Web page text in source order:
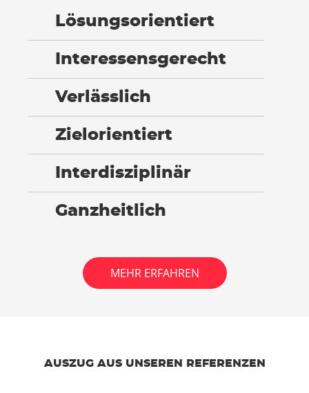
Lösungsorientiert
Interessensgerecht
Verlässlich
Zielorientiert
Interdisziplinär
Ganzheitlich
MEHR ERFAHREN
AUSZUG AUS UNSEREN REFERENZEN